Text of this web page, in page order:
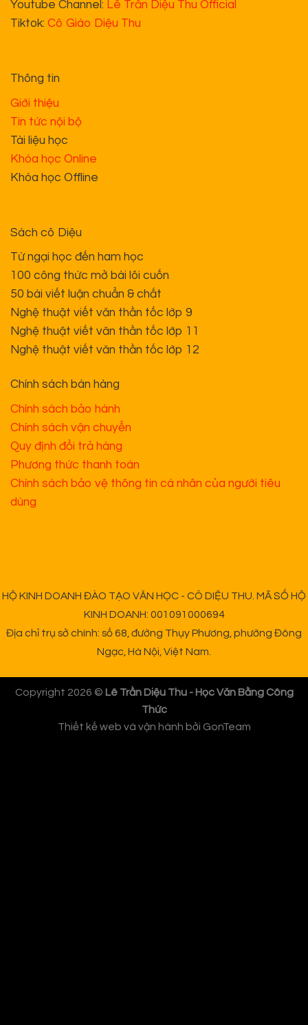
Youtube Channel: Lê Trần Diệu Thu Official
Tiktok: Cô Giáo Diệu Thu
Thông tin
Giới thiệu
Tin tức nội bộ
Tài liệu học
Khóa học Online
Khóa học Offline
Sách cô Diệu
Từ ngại học đến ham học
100 công thức mở bài lôi cuốn
50 bài viết luận chuẩn & chất
Nghệ thuật viết văn thần tốc lớp 9
Nghệ thuật viết văn thần tốc lớp 11
Nghệ thuật viết văn thần tốc lớp 12
Chính sách bán hàng
Chính sách bảo hành
Chính sách vận chuyển
Quy định đổi trả hàng
Phương thức thanh toán
Chính sách bảo vệ thông tin cá nhân của người tiêu
dùng
HỘ KINH DOANH ĐÀO TẠO VĂN HỌC - CÔ DIỆU THU. MÃ SỐ HỘ
KINH DOANH: 001091000694
Địa chỉ trụ sở chính: số 68, đường Thụy Phương, phường Đông
Ngạc, Hà Nội, Việt Nam.
Copyright 2026 © Lê Trần Diệu Thu - Học Văn Bằng Công
Thức
Thiết kế web và vận hành bởi GonTeam